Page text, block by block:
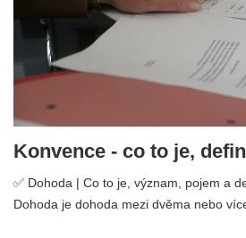
Konvence - co to je,
✅ Dohoda | Co to je, význam, pojem a
Dohoda je dohoda mezi dvěma nebo